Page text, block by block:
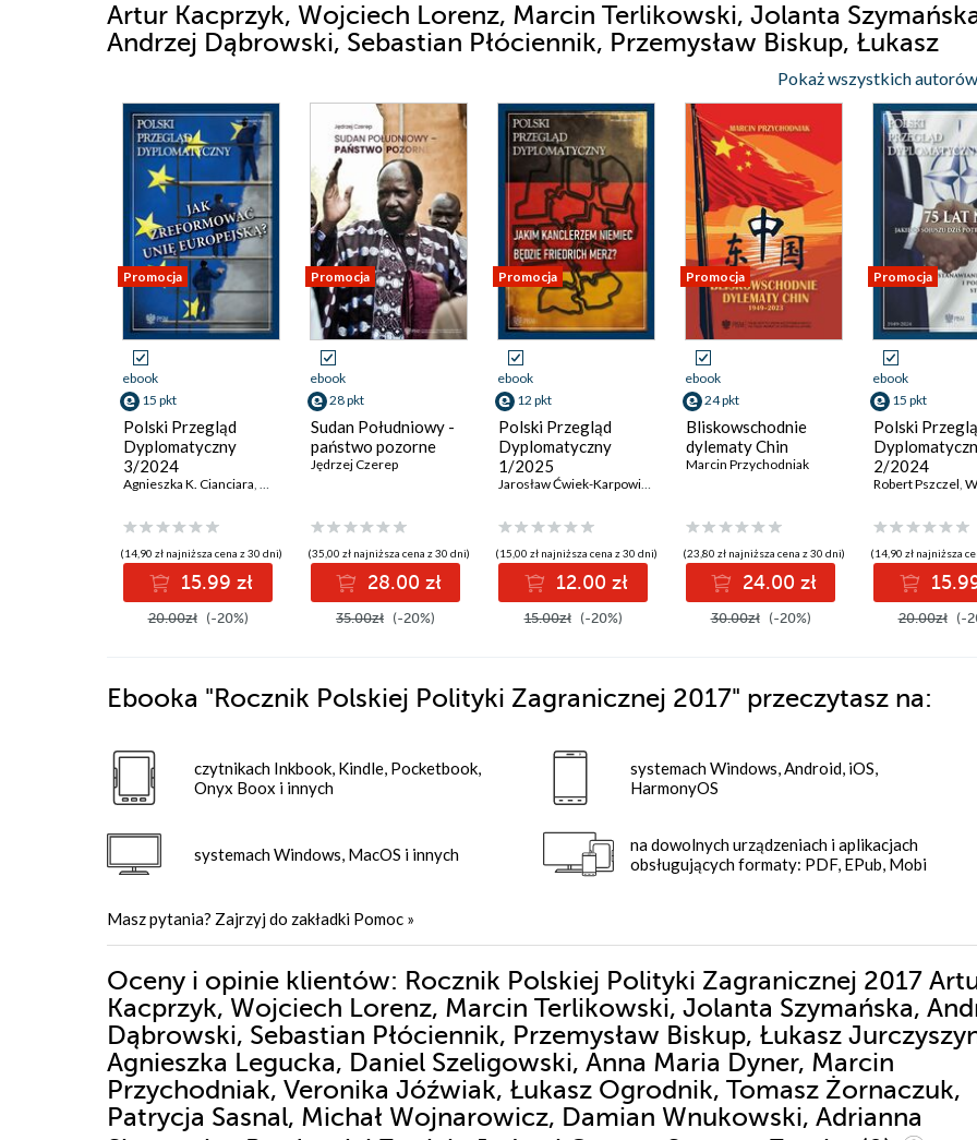
Artur Kacprzyk, Wojciech Lorenz, Marcin Terlikowski, Jolanta
Andrzej Dąbrowski, Sebastian Płóciennik, Przemysław Biskup, Łukasz
Jurczyszyn, Agnieszka Legucka, Daniel Szeligowski, Anna Maria Dyner,
Przychodniak, Veronika Jóźwiak, Łukasz Ogrodnik, Tomasz Żornaczuk,
Patrycja Sasnal, Michał Wojnarowicz, Damian Wnukowski, Adrianna
Skorupska, Bartłomiej Znojek, Jędrzej Czerep, Szymon Zaręba -
książki
Pokaż wszystkich
Promocja
ebook
15 pkt
Polski Przegląd
Dyplomatyczny
3/2024
Agnieszka K. Cianciara, Melchior Szczepanik ,Łukasz Maślanka,Malwina Talik Artur Nowak-Far,
(14,90 zł najniższa cena z 30 dni)
15.99 zł
20.00zł (-20%)
Promocja
ebook
28 pkt
Sudan Południowy -
państwo pozorne
Jędrzej Czerep
(35,00 zł najniższa cena z 30 dni)
28.00 zł
35.00zł (-20%)
Promocja
ebook
12 pkt
Polski Przegląd
Dyplomatyczny
1/2025
Jarosław Ćwiek-Karpowicz Ryszarda
(15,00 zł najniższa cena z 30 dni)
12.00 zł
15.00zł (-20%)
Promocja
ebook
24 pkt
Bliskowschodnie
dylematy Chin
Marcin Przychodniak
(23,80 zł najniższa cena z 30 dni)
24.00 zł
30.00zł (-20%)
Promocja
ebook
15 pkt
Polski
2/2024
Robert Pszczel,
(14,90 zł najniższa
20.00zł (-
Ebooka "Rocznik Polskiej Polityki Zagranicznej 2017" przeczytasz na:
czytnikach Inkbook, Kindle, Pocketbook,
Onyx Boox i innych
systemach Windows, MacOS i innych
systemach Windows, Android, iOS,
HarmonyOS
na dowolnych urządzeniach i aplikacjach
obsługujących formaty: PDF, EPub, Mobi
Masz pytania? Zajrzyj do zakładki Pomoc »
Oceny i opinie klientów: Rocznik Polskiej Polityki Zagranicznej 2017
Kacprzyk, Wojciech Lorenz, Marcin Terlikowski, Jolanta Szymańska,
Dąbrowski, Sebastian Płóciennik, Przemysław Biskup, Łukasz
Agnieszka Legucka, Daniel Szeligowski, Anna Maria Dyner, Marcin
Przychodniak, Veronika Jóźwiak, Łukasz Ogrodnik, Tomasz Żornaczuk,
Patrycja Sasnal, Michał Wojnarowicz, Damian Wnukowski, Adrianna